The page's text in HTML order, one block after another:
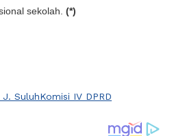
sekolah. (*)
J. SuluhKomisi IV DPRD